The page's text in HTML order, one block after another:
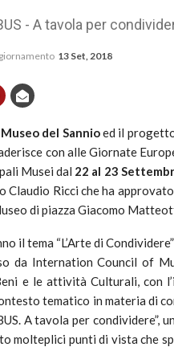
- A tavola per
13 Set, 2018
Museo del Sannioed il
con alle Giornate
Musei dal 22 al 23
Claudio Ricci che ha
di piazza Giacomo
il tema “L’Arte di
da Internation Council of
e le attività Culturali, con
tematico in materia di
A tavola per condividere”,
molteplici punti di vista che